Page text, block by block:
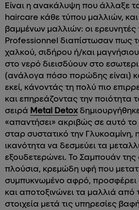
Είναι η ανακάλυψη που άλλαξε
haircare κάθε τύπου μαλλιών, και
βαμμένων μαλλιών: οι ερευνητές
Professionnel διαπίστωσαν πως
χαλκού, σιδήρου ή/και
στο νερό διεισδύουν στο
(ανάλογα πόσο πορώδης είναι)
εκεί, κάνοντάς τη πολύ πιο
και επηρεάζοντας την ποιότητα
σειρά Metal Detox
«απαντήσει» ακριβώς σε αυτό
σταρ συστατικό την Γλυκοαμίνη,
ικανότητα να δεσμεύει τα
εξουδετερώνει. Το Σαμπουάν της
πλούσια, κρεμώδη υφή που
συμπυκνωμένο αφρό,
και αποτοξινώνει τα μαλλιά από
στοιχεία μετά τις υπηρεσίες